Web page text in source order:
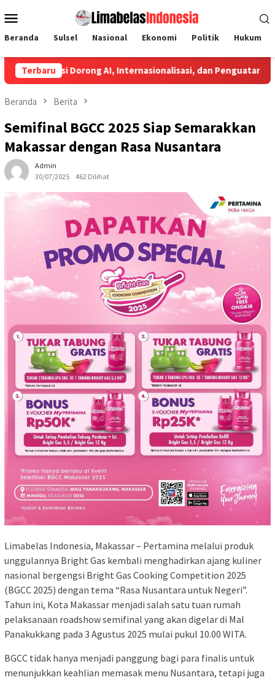
ke
Mobile
Beranda Sulsel Nasional Ekonomi Politik Hukum
Terbaru
AI, Internasionalisasi, dan Penguatan Bahasa Indonesia
Beranda Berita
Semifinal BGCC 2025 Siap Semarakkan
Makassar dengan Rasa Nusantara
Admin
30/07/2025
462 Dilihat
Limabelas Indonesia, Makassar – Pertamina melalui produk
unggulannya Bright Gas kembali menghadirkan ajang kuliner
nasional bergengsi Bright Gas Cooking Competition 2025
(BGCC 2025) dengan tema “Rasa Nusantara untuk Negeri”.
Tahun ini, Kota Makassar menjadi salah satu tuan rumah
pelaksanaan roadshow semifinal yang akan digelar di Mal
Panakukkang pada 3 Agustus 2025 mulai pukul 10.00 WITA.
BGCC tidak hanya menjadi panggung bagi para finalis untuk
menunjukkan keahlian memasak menu Nusantara, tetapi juga